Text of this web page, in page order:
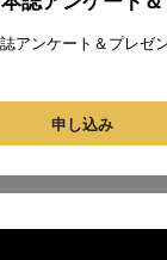
アンケート＆プレゼ
申し込み